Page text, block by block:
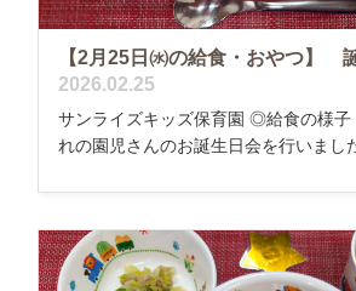
【2月25日㈬の給食・おやつ】
2026.02.25
サンライズキッズ保育園 ◎給食の様子
れの園児さんのお誕生日会を行いまし